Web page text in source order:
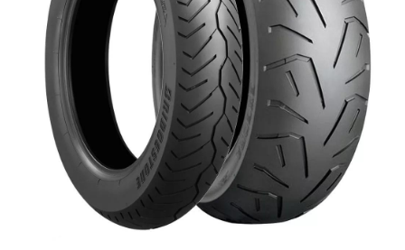
Brand
sub-
menu